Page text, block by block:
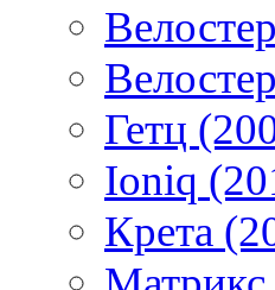
Гетц
Ioniq
Крета